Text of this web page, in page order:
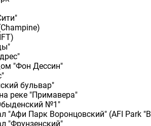
"Фон Дессин"
бульвар"
реке "Примавера"
№1"
"Афи Парк Воронцовский" (AFI Park
"Фрунзенский"